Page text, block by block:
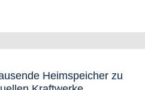
Heimspeicher zu